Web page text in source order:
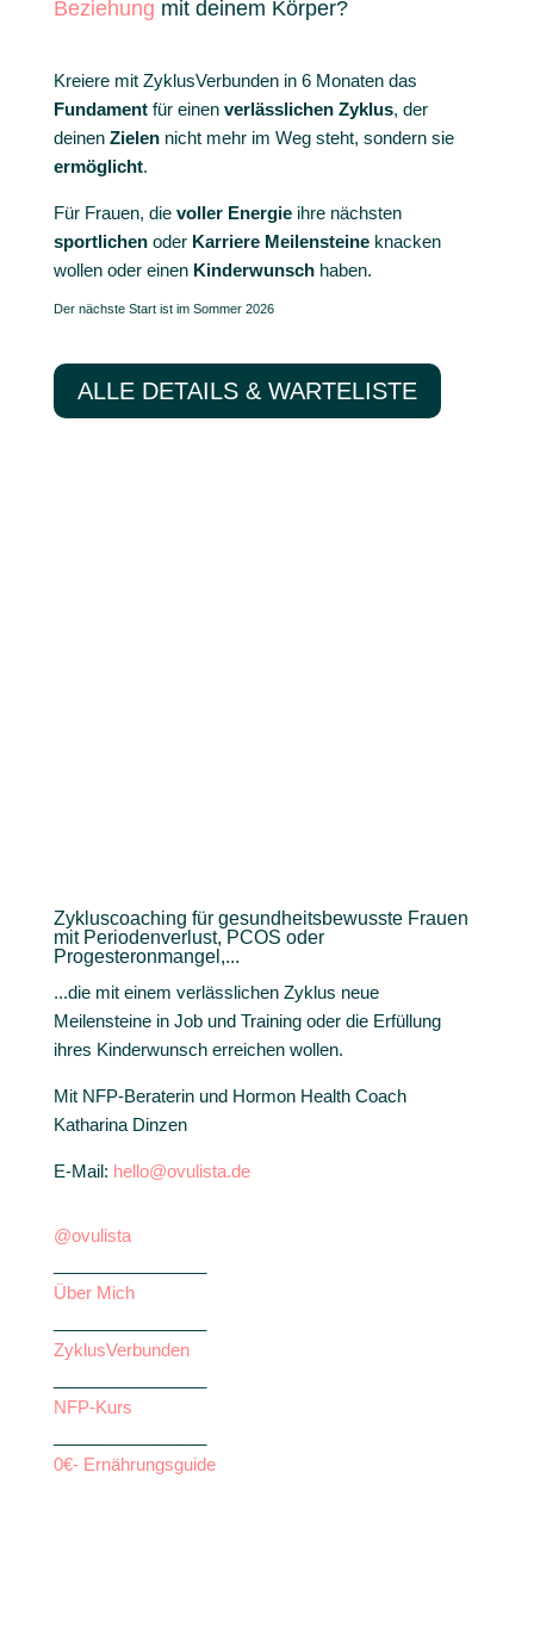
Beziehung mit deinem Körper?
Kreiere mit ZyklusVerbunden in 6 Monaten das
Fundamentfür einen verlässlichen Zyklus, der
deinen Zielennicht mehr im Weg steht, sondern sie
ermöglicht.
Für Frauen, die voller Energieihre nächsten
sportlichenoder Karriere Meilensteineknacken
wollen oder einen Kinderwunschhaben.
Der nächste Start ist im Sommer 2026
ALLE DETAILS & WARTELISTE
Zykluscoaching für gesundheitsbewusste Frauen
mit Periodenverlust, PCOS oder
Progesteronmangel,...
...die mit einem verlässlichen Zyklus neue
Meilensteine in Job und Training oder die Erfüllung
ihres Kinderwunsch erreichen wollen.
Mit NFP-Beraterin und Hormon Health Coach
Katharina Dinzen
E-Mail: hello@ovulista.de
@ovulista
Über Mich
ZyklusVerbunden
NFP-Kurs
0€- Ernährungsguide